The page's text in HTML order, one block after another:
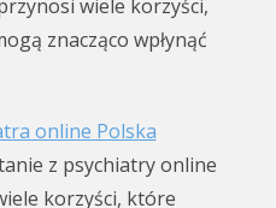
wiele korzyści,
znacząco wpłynąć
online Polska
z psychiatry online
korzyści, które